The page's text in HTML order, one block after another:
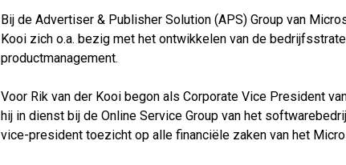
Bij de Advertiser & Publisher Solution (APS) Group van
Kooi zich o.a. bezig met het ontwikkelen van de
productmanagement.
Voor Rik van der Kooi begon als Corporate Vice President
hij in dienst bij de Online Service Group van het
vice-president toezicht op alle financiële zaken van het